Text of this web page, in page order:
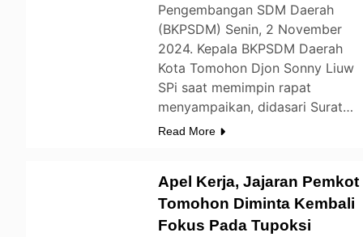
Pengembangan SDM Daerah
(BKPSDM) Senin, 2 November
2024. Kepala BKPSDM Daerah
Kota Tomohon Djon Sonny Liuw
SPi saat memimpin rapat
menyampaikan, didasari Surat…
Read More
Apel Kerja, Jajaran Pemkot
Tomohon Diminta Kembali
Fokus Pada Tupoksi